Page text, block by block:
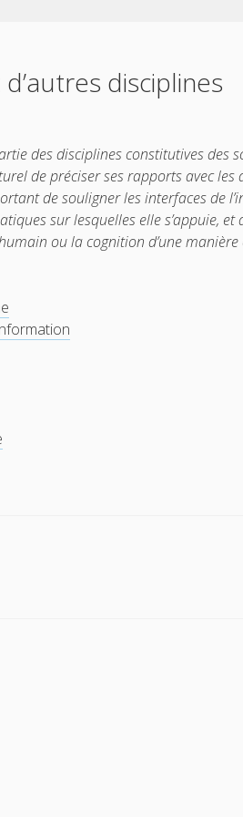
disciplines
des disciplines constitutives des
de préciser ses rapports avec les
de souligner les interfaces de
sur lesquelles elle s’appuie, et
ou la cognition d’une manière